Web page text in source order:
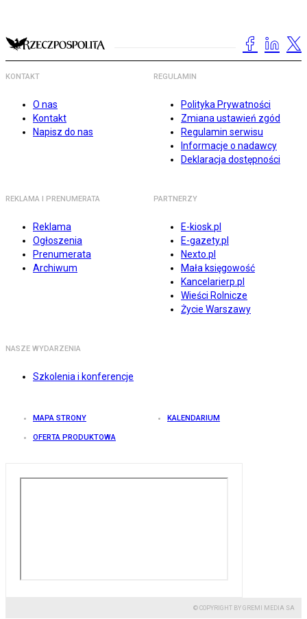
KONTAKT
O nas
Kontakt
Napisz do nas
REGULAMIN
Polityka Prywatności
Zmiana ustawień zgód
Regulamin serwisu
Informacje o nadawcy
Deklaracja dostępności
REKLAMA I PRENUMERATA
Reklama
Ogłoszenia
Prenumerata
Archiwum
PARTNERZY
E-kiosk.pl
E-gazety.pl
Nexto.pl
Mała księgowość
Kancelarierp.pl
Wieści Rolnicze
Życie Warszawy
NASZE WYDARZENIA
Szkolenia i konferencje
MAPA STRONY KALENDARIUM
OFERTA PRODUKTOWA
© COPYRIGHT BY GREMI MEDIA SA